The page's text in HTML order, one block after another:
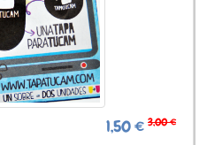
1,50 € 3,00 €